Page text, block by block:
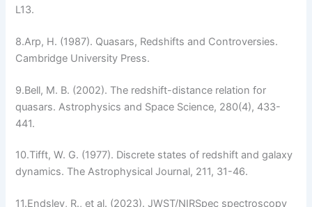
L13.
8.Arp, H. (1987). Quasars, Redshifts and Controversies.
Cambridge University Press.
9.Bell, M. B. (2002). The redshift-distance relation for
quasars. Astrophysics and Space Science, 280(4), 433-
441.
10.Tifft, W. G. (1977). Discrete states of redshift and galaxy
dynamics. The Astrophysical Journal, 211, 31-46.
11.Endsley, R., et al. (2023). JWST/NIRSpec spectroscopy